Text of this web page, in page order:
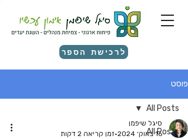
לרכישת הספר
פוסט
All Posts
All Posts
סיגל שיפמן
16 באוק׳ 2024
זמן קריאה 2 דקות